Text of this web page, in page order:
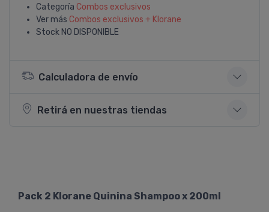
Categoría Combos exclusivos
Ver más Combos exclusivos + Klorane
Stock NO DISPONIBLE
Calculadora de envío
Retirá en nuestras tiendas
Pack 2 Klorane Quinina Shampoo x 200ml